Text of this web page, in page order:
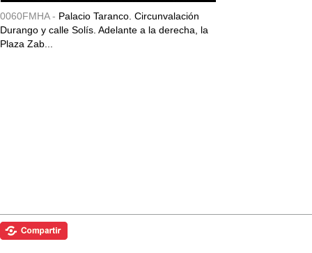
0060FMHA - Palacio Taranco. Circunvalación
Durango y calle Solís. Adelante a la derecha, la
Plaza Zab...